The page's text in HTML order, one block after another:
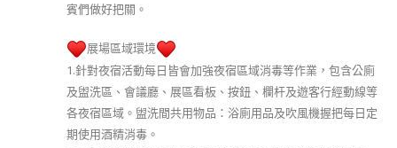
賓們做好把關。
展場區域環境
1.針對夜宿活動每日皆會加強夜宿區域消毒等作業，包含公廁
及盥洗區、會議廳、展區看板、按鈕、欄杆及遊客行經動線等
各夜宿區域。盥洗間共用物品：浴廁用品及吹風機握把每日定
期使用酒精消毒。